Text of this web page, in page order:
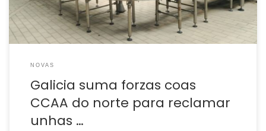
NOVAS
Galicia suma forzas coas
CCAA do norte para reclamar
unhas …